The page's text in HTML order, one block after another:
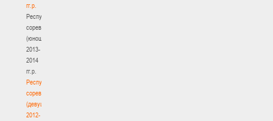
гг.р.
Республиканские
соревнования
(юноши)
2013-
2014
гг.р.
Республиканские
соревнования
(девушки)
2012-